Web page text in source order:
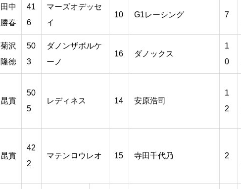
田中
勝春
41
6
マーズオデッセ
イ
10 G1レーシング 7
菊沢
隆徳
50
3
ダノンザボルケ
ーノ
16 ダノックス
1
0
昆貢
50
5
レディネス 14 安原浩司
1
2
昆貢
42
2
マテンロウレオ 15 寺田千代乃 2